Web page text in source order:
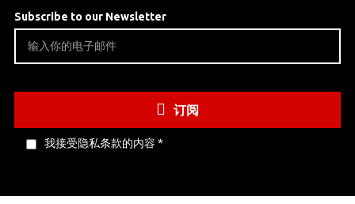
Subscribe to our Newsletter
订阅
我接受隐私条款的内容 *